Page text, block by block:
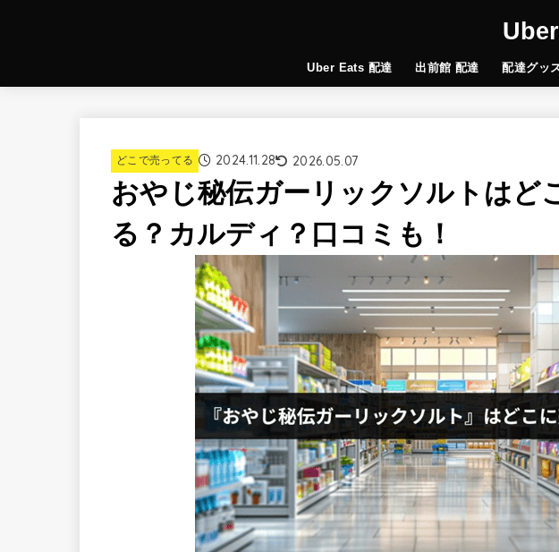
Uber Eats 配達 出前館 配達 配達グッ
どこで売ってる 2024.11.28 2026.05.07
おやじ秘伝ガーリックソルトはど
る？カルディ？口コミも！